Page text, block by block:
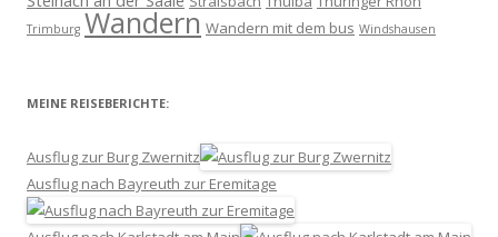
Trimburg Wandern Wandern mit dem bus Windshausen
MEINE REISEBERICHTE:
Ausflug zur Burg Zwernitz
Ausflug nach Bayreuth zur Eremitage